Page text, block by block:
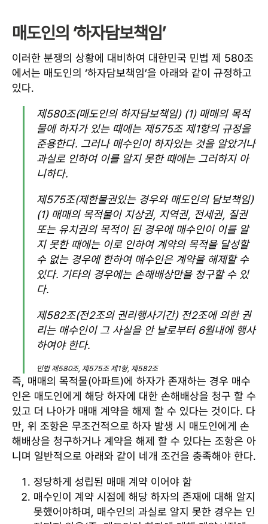
매도인의 ‘하자담보책임’
이러한 분쟁의 상황에 대비하여 대한민국 민법 제 580조
에서는 매도인의 ‘하자담보책임’을 아래와 같이 규정하고
있다.
제580조(매도인의 하자담보책임) (1) 매매의 목적
물에 하자가 있는 때에는 제575조 제1항의 규정을
준용한다. 그러나 매수인이 하자있는 것을 알았거나
과실로 인하여 이를 알지 못한 때에는 그러하지 아
니하다.
제575조(제한물권있는 경우와 매도인의 담보책임)
(1) 매매의 목적물이 지상권, 지역권, 전세권, 질권
또는 유치권의 목적이 된 경우에 매수인이 이를 알
지 못한 때에는 이로 인하여 계약의 목적을 달성할
수 없는 경우에 한하여 매수인은 계약을 해제할 수
있다. 기타의 경우에는 손해배상만을 청구할 수 있
다.
제582조(전2조의 권리행사기간) 전2조에 의한 권
리는 매수인이 그 사실을 안 날로부터 6월내에 행사
하여야 한다.
민법 제580조, 제575조 제1항, 제582조
즉, 매매의 목적물(아파트)에 하자가 존재하는 경우 매수
인은 매도인에게 해당 하자에 대한 손해배상을 청구 할 수
있고 더 나아가 매매 계약을 해제 할 수 있다는 것이다. 다
만, 위 조항은 무조건적으로 하자 발생 시 매도인에게 손
해배상을 청구하거나 계약을 해제 할 수 있다는 조항은 아
니며 일반적으로 아래와 같이 네개 조건을 충족해야 한다.
정당하게 성립된 매매 계약 이어야 함
매수인이 계약 시점에 해당 하자의 존재에 대해 알지
못했어야하며, 매수인의 과실로 알지 못한 경우는 인